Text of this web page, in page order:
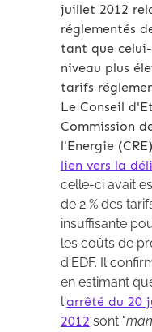
juillet 2012
réglementés
tant que
niveau plus
tarifs
Le Conseil
Commission
l'Energie
lien vers la
celle-ci avait
de 2 % des
insuffisante
les coûts de
d'EDF. Il
en estimant
l'arrêté du 20
2012 sont "